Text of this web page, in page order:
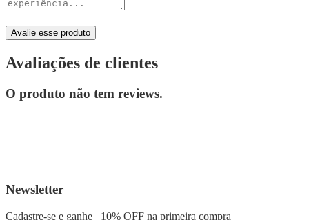
Avalie esse produto
Avaliações de clientes
O produto não tem reviews.
Newsletter
Cadastre-se e ganhe 10% OFF na primeira compra